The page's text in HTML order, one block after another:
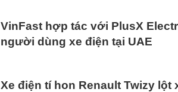
VinFast hợp tác với PlusX
người dùng xe điện tại UAE
Xe điện tí hon Renault Twizy